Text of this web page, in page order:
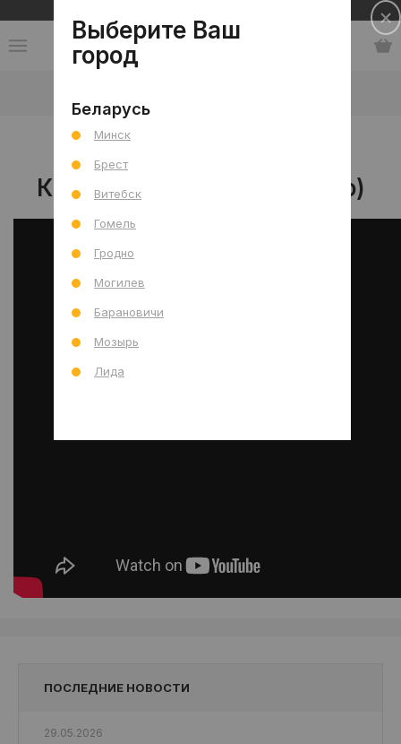
Как выбрать унитаз (видео)
ПОСЛЕДНИЕ НОВОСТИ
29.05.2026
Выберите Ваш
город
Беларусь
Минск
Брест
Витебск
Гомель
Гродно
Могилев
Барановичи
Мозырь
Лида